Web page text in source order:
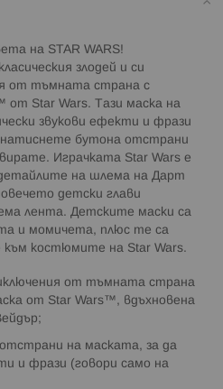
на STAR WARS!
злодей и си
от тъмната страна с
Star Wars. Тази маска на
звукови ефекти и фрази
бутона отстрани
Играчката Star Wars е
на шлема на Дарт
детски глави
лента. Детските маски са
и момичета, плюс те са
костюмите на Star Wars.
от тъмната страна
от Star Wars™, вдъхновена
на маската, за да
и фрази (говори само на